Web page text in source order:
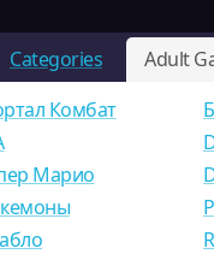
Categories Adult
Комбат
Марио